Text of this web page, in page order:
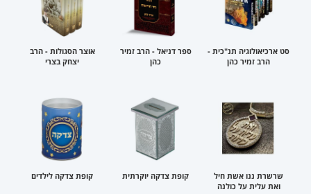
סט ארכיאולוגיה תנ"כית -
הרב זמיר כהן
ספר דניאל - הרב זמיר
כהן
אוצר הסגולות - הרב
יצחק בצרי
שרשרת ננו אשת חיל
ואת עלית על כולנה
קופת צדקה יוקרתית קופת צדקה לילדים